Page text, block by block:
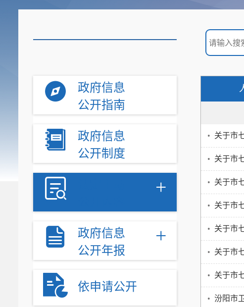
政府信息
公开指南
政府信息
公开制度
+
政府信息
公开年报
+
依申请公开
• 关于市
• 关于市
• 关于市
• 关于市
• 关于市
• 关于市
• 关于市
• 汾阳市